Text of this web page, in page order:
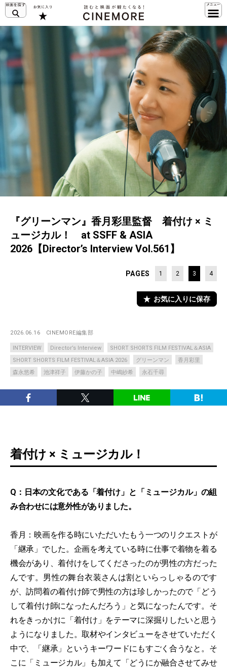
『グリーンマン』香月彩里監督 着付け × ミ
ュージカル！ at SSFF & ASIA
2026【Director’s Interview Vol.561】
PAGES 1 2 3 4
お気に入りに保存
2026.06.16 CINEMORE編集部
INTERVIEW Director’s Interview
SHORT SHORTS FILM FESTIVAL＆ASIA
SHORT SHORTS FILM FESTIVAL＆ASIA 2026
グリーンマン
香月彩里
森永悠希
池津祥子 伊藤かの子 中嶋紗希 永石千尋
着付け × ミュージカル！
Q：日本の文化である「着付け」と「ミュージカル」の組
み合わせには意外性がありました。
香月：映画を作る時にいただいたもう一つのリクエストが
「継承」でした。企画を考えている時に仕事で着物を着る
機会があり、着付けをしてくださったのが男性の方だった
んです。男性の舞台衣装さんは割といらっしゃるのです
が、訪問着の着付け師で男性の方は珍しかったので「どう
して着付け師になったんだろう」と気になったんです。そ
れをきっかけに「着付け」をテーマに深掘りしたいと思う
ようになりました。取材やインタビューをさせていただく
中で、「継承」というキーワードにもすごく合うなと。そ
こに「ミュージカル」も加えて「どうにか融合させてみせ